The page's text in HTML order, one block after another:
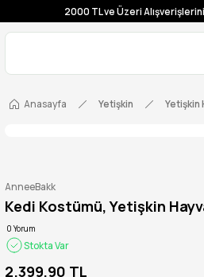
2000 TL ve Üzeri
Anasayfa Yetişkin Yetişkin
AnneeBakk
Kedi Kostümü, Yetişkin
0 Yorum
Stokta Var
2.399,90 TL